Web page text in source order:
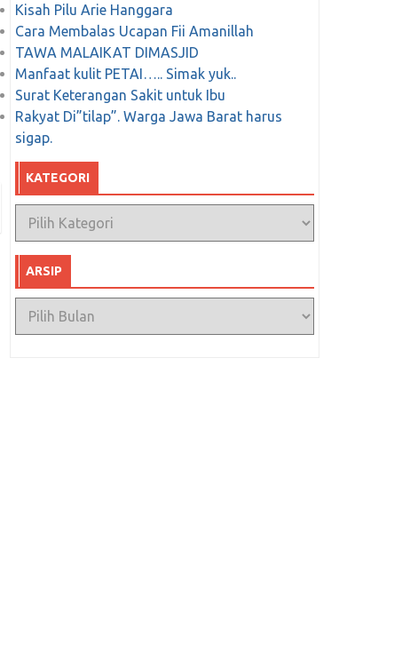
Kisah Pilu Arie Hanggara
Cara Membalas Ucapan Fii Amanillah
TAWA MALAIKAT DIMASJID
Manfaat kulit PETAI….. Simak yuk..
Surat Keterangan Sakit untuk Ibu
Rakyat Di”tilap”. Warga Jawa Barat harus
sigap.
KATEGORI
Kategori
ARSIP
Arsip